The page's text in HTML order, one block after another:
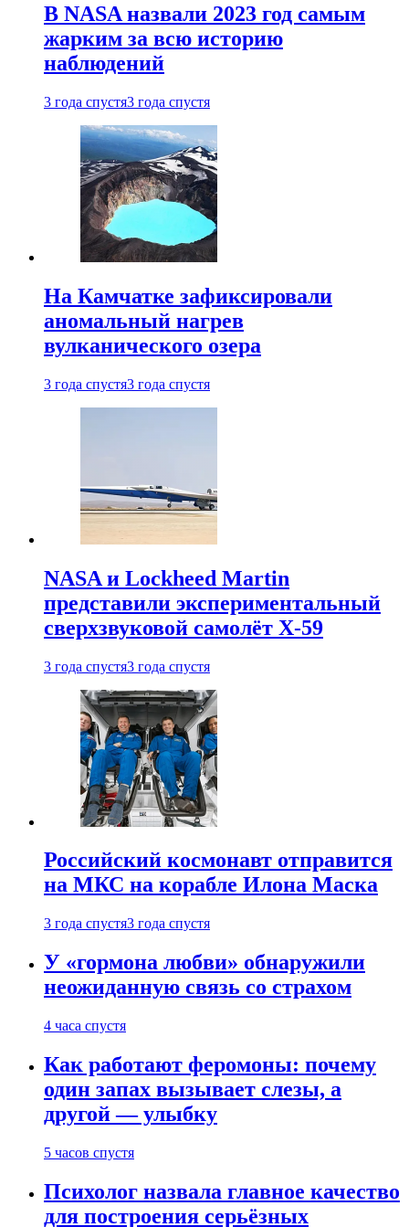
В NASA назвали 2023 год самым
жарким за всю историю
наблюдений
3 года спустя3 года спустя
На Камчатке зафиксировали
аномальный нагрев
вулканического озера
3 года спустя3 года спустя
NASA и Lockheed Martin
представили экспериментальный
сверхзвуковой самолёт X-59
3 года спустя3 года спустя
Российский космонавт отправится
на МКС на корабле Илона Маска
3 года спустя3 года спустя
У «гормона любви» обнаружили
неожиданную связь со страхом
4 часа спустя
Как работают феромоны: почему
один запах вызывает слезы, а
другой — улыбку
5 часов спустя
Психолог назвала главное качество
для построения серьёзных